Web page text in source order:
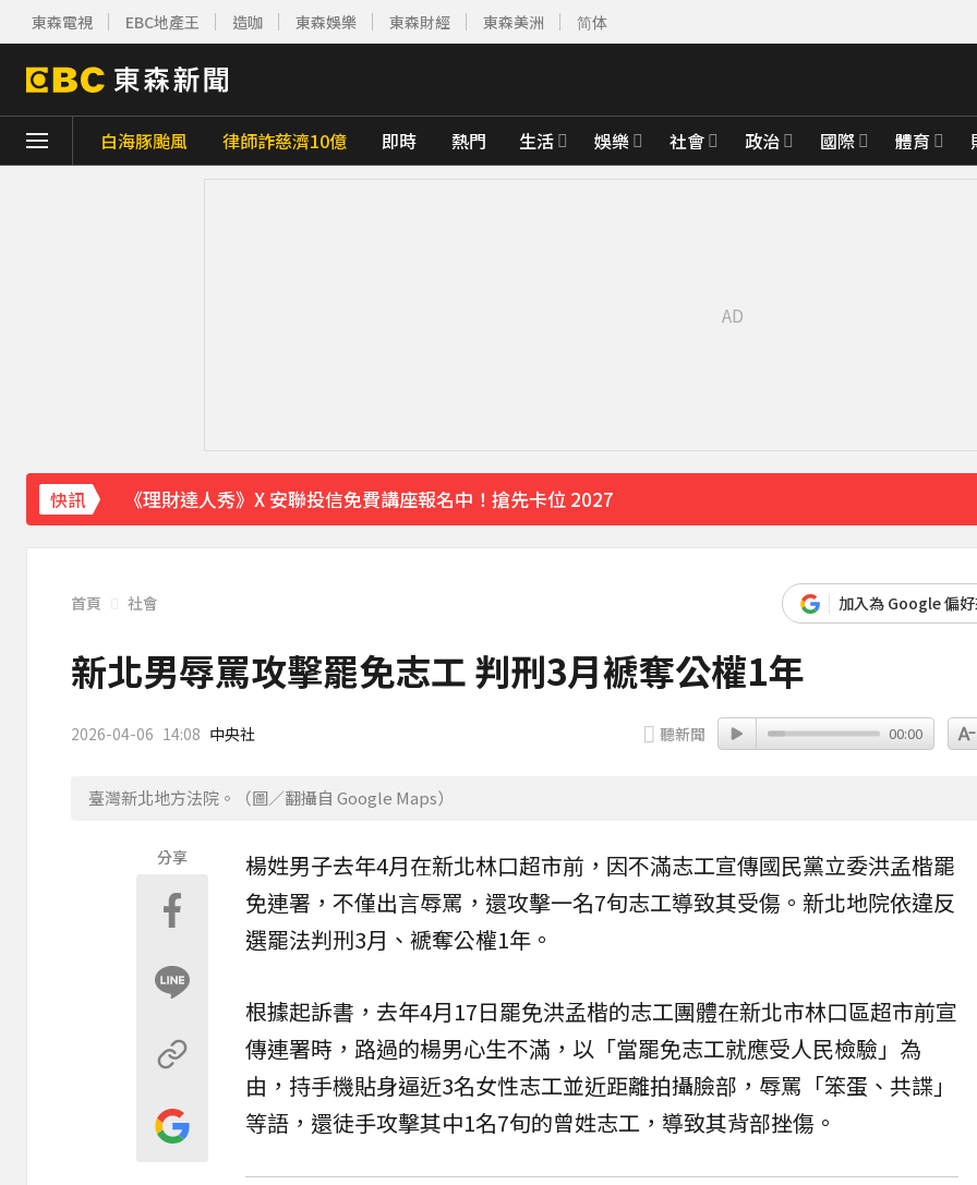
東森電視 EBC地產王 造咖 東森娛樂 東森財經 東森美洲 简体
白海豚颱風 律師詐慈濟10億 即時 熱門 生活 娛樂 社會 政治 國際 體育
快訊
《理財達人秀》X 安聯投信免費講座報名中！搶先卡位 2027
下載東森App，隨時掌握天下大小事！
證交所新規下周起實施 處置撮合時間縮短為2分鐘
首頁 社會 加入為 Google 偏
新北男辱罵攻擊罷免志工 判刑3月褫奪公權1年
2026-04-06 14:08 中央社 聽新聞 00:00
臺灣新北地方法院。（圖／翻攝自 Google Maps）
分享 楊姓男子去年4月在新北林口超市前，因不滿志工宣傳國民黨立委洪孟楷罷
免連署 ，不僅出言辱罵，還攻擊一名7旬志工導致其受傷。新北地院依違反
選罷法判刑3月、褫奪公權1年。
根據起訴書，去年4月17日罷免洪孟楷的志工團體在新北市林口區超市前宣
傳連署時，路過的楊男心生不滿，以「當罷免志工就應受人民檢驗」為
由，持手機貼身逼近3名女性志工並近距離拍攝臉部，辱罵「笨蛋、共諜」
等語，還徒手攻擊其中1名7旬的曾姓志工，導致其背部挫傷。